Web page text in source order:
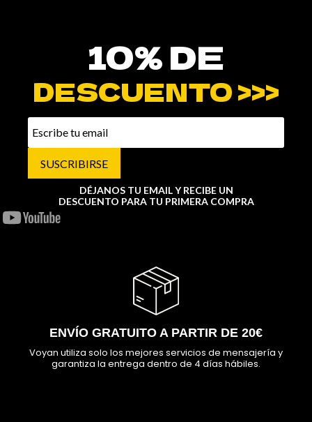
10% DE
DESCUENTO >>>
SUSCRIBIRSE
DÉJANOS TU EMAIL Y RECIBE UN
DESCUENTO PARA TU PRIMERA COMPRA
ENVÍO GRATUITO A PARTIR DE 20€
Voyan utiliza solo los mejores servicios de mensajería y
garantiza la entrega dentro de 4 días hábiles.